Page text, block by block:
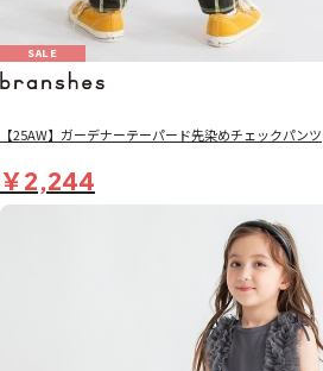
SALE
【25AW】ガーデナーテーパード先染めチェックパンツ
￥2,244